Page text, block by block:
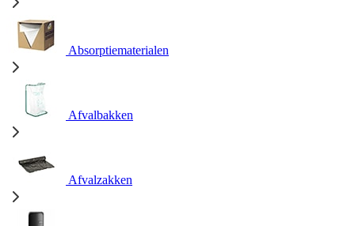
Absorptiematerialen
Afvalbakken
Afvalzakken